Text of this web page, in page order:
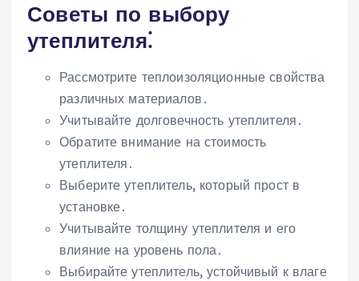
Советы по выбору
утеплителя⁚
Рассмотрите теплоизоляционные свойства
различных материалов․
Учитывайте долговечность утеплителя․
Обратите внимание на стоимость
утеплителя․
Выберите утеплитель, который прост в
установке․
Учитывайте толщину утеплителя и его
влияние на уровень пола․
Выбирайте утеплитель, устойчивый к влаге